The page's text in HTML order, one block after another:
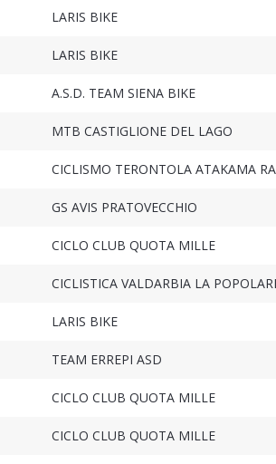
LARIS BIKE
LARIS BIKE
A.S.D. TEAM SIENA BIKE
MTB CASTIGLIONE DEL LAGO
CICLISMO TERONTOLA ATAKAMA
GS AVIS PRATOVECCHIO
CICLO CLUB QUOTA MILLE
CICLISTICA VALDARBIA LA
LARIS BIKE
TEAM ERREPI ASD
CICLO CLUB QUOTA MILLE
CICLO CLUB QUOTA MILLE